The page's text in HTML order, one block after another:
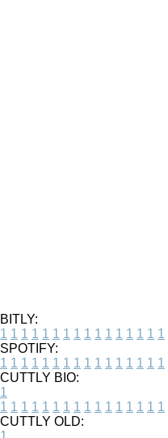
BITLY:
1 1 1 1 1 1 1 1 1 1 1 1 1 1 1 1
SPOTIFY:
1 1 1 1 1 1 1 1 1 1 1 1 1 1 1 1
CUTTLY BIO:
1
1 1 1 1 1 1 1 1 1 1 1 1 1 1 1 1
CUTTLY OLD: